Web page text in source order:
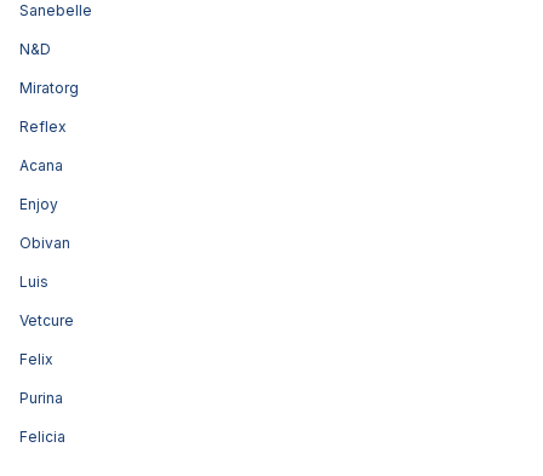
Sanebelle
N&D
Miratorg
Reflex
Acana
Enjoy
Obivan
Luis
Vetcure
Felix
Purina
Felicia